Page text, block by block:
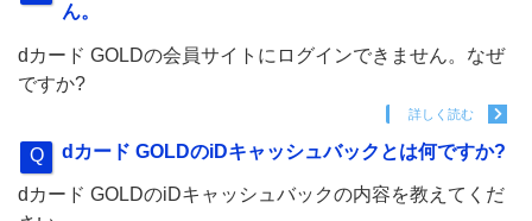
ん。
dカード GOLDの会員サイトにログインできません。なぜ
ですか?
詳しく読む
dカード GOLDのiDキャッシュバックとは何ですか?
dカード GOLDのiDキャッシュバックの内容を教えてくだ